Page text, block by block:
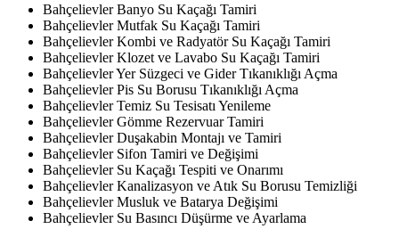
Bahçelievler Banyo Su Kaçağı Tamiri
Bahçelievler Mutfak Su Kaçağı Tamiri
Bahçelievler Kombi ve Radyatör Su Kaçağı Tamiri
Bahçelievler Klozet ve Lavabo Su Kaçağı Tamiri
Bahçelievler Yer Süzgeci ve Gider Tıkanıklığı Açma
Bahçelievler Pis Su Borusu Tıkanıklığı Açma
Bahçelievler Temiz Su Tesisatı Yenileme
Bahçelievler Gömme Rezervuar Tamiri
Bahçelievler Duşakabin Montajı ve Tamiri
Bahçelievler Sifon Tamiri ve Değişimi
Bahçelievler Su Kaçağı Tespiti ve Onarımı
Bahçelievler Kanalizasyon ve Atık Su Borusu Temizliği
Bahçelievler Musluk ve Batarya Değişimi
Bahçelievler Su Basıncı Düşürme ve Ayarlama